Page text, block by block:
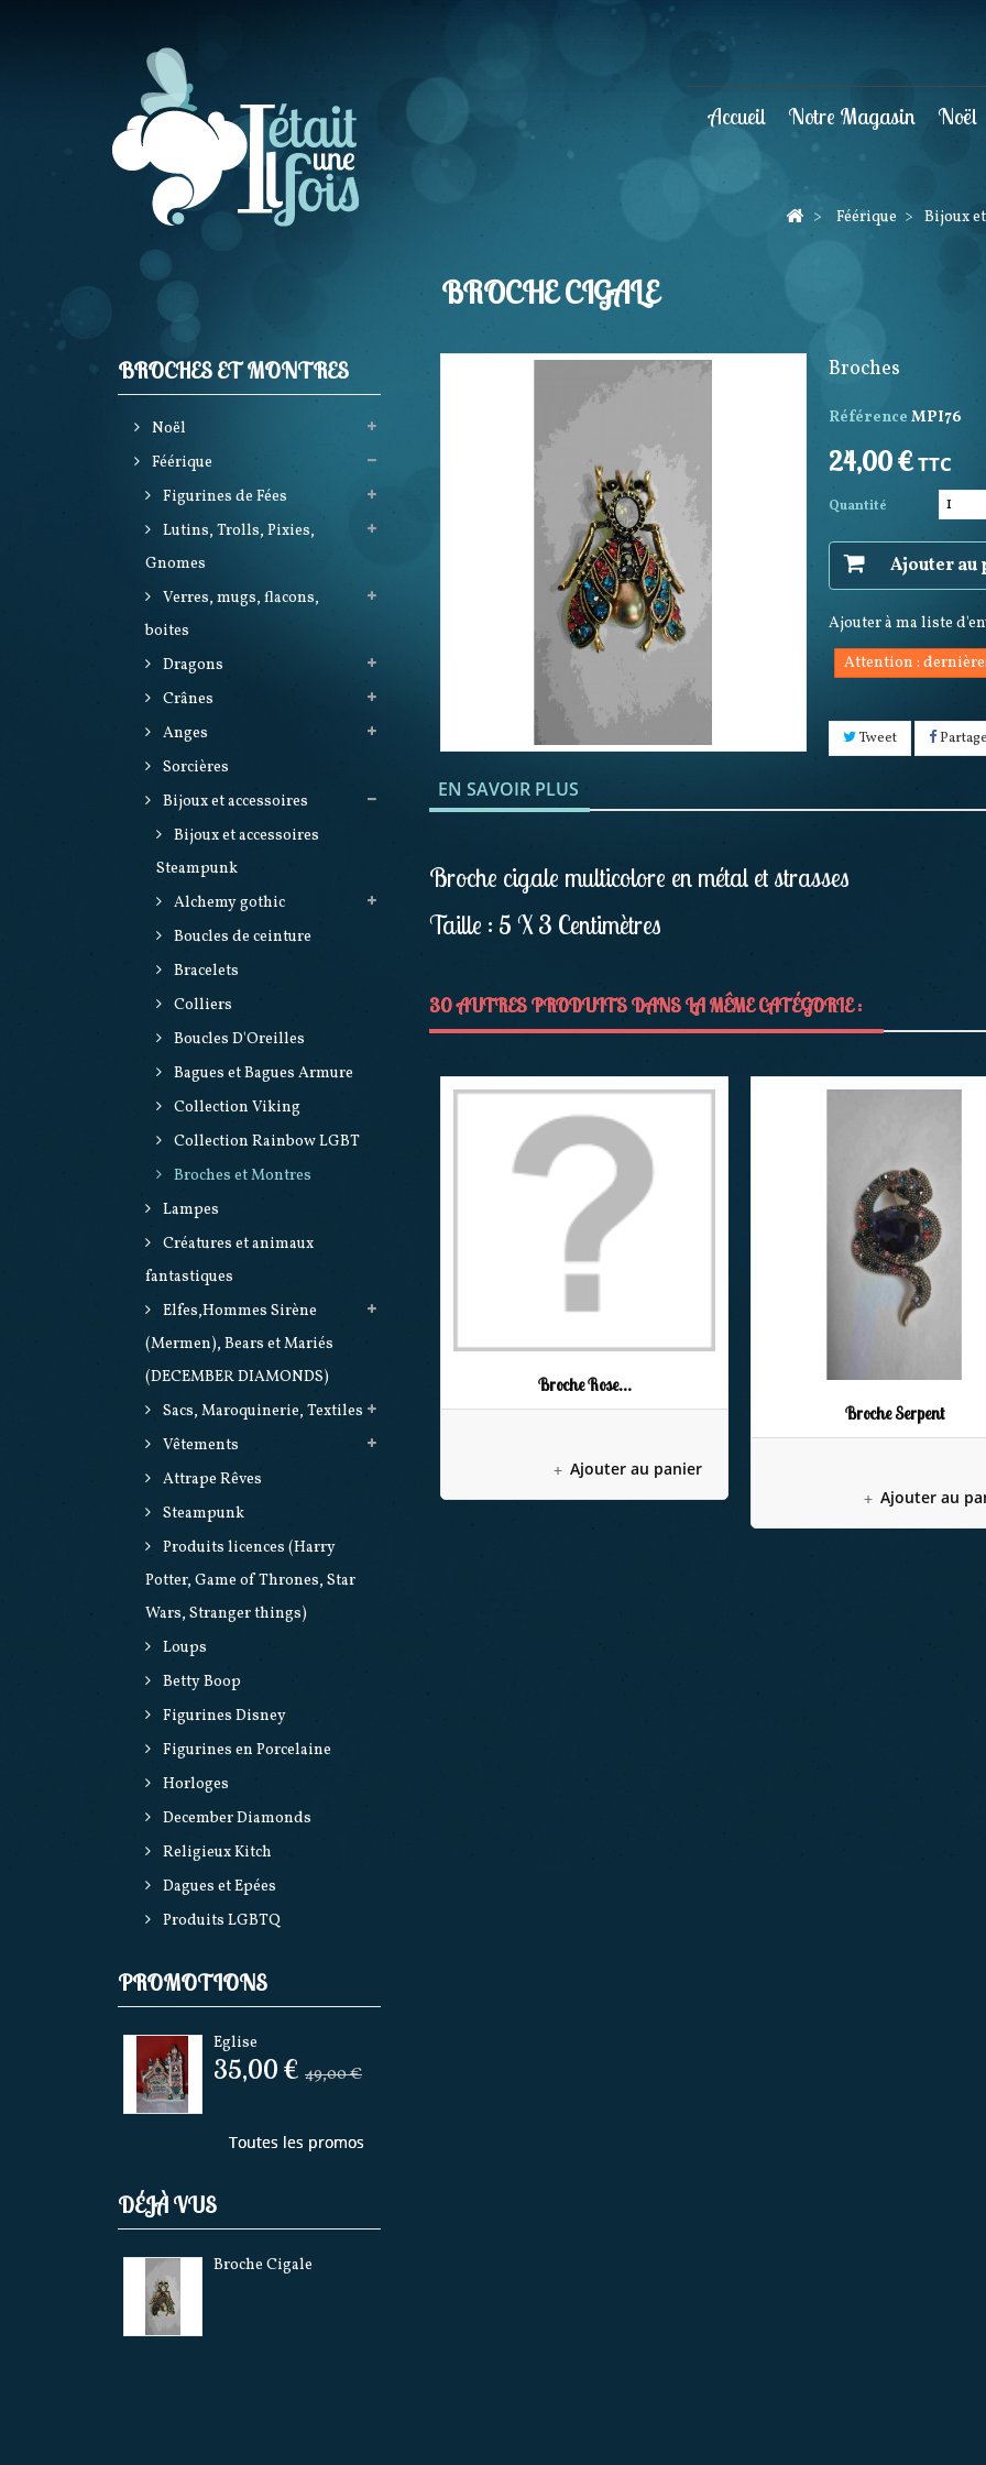
Accueil Notre Magasin Noël
> Féérique > Bijoux
BROCHES ET MONTRES
Noël
Féérique
Figurines de Fées
Lutins, Trolls, Pixies,
Gnomes
Verres, mugs, flacons,
boites
Dragons
Crânes
Anges
Sorcières
Bijoux et accessoires
Bijoux et accessoires
Steampunk
Alchemy gothic
Boucles de ceinture
Bracelets
Colliers
Boucles D'Oreilles
Bagues et Bagues Armure
Collection Viking
Collection Rainbow LGBT
Broches et Montres
Lampes
Créatures et animaux
fantastiques
Elfes,Hommes Sirène
(Mermen), Bears et Mariés
(DECEMBER DIAMONDS)
Sacs, Maroquinerie, Textiles
Vêtements
Attrape Rêves
Steampunk
Produits licences (Harry
Potter, Game of Thrones, Star
Wars, Stranger things)
Loups
Betty Boop
Figurines Disney
Figurines en Porcelaine
Horloges
December Diamonds
Religieux Kitch
Dagues et Epées
Produits LGBTQ
PROMOTIONS
Eglise
35,00 € 49,00 €
Toutes les promos
DÉJÀ VUS
Broche Cigale
BROCHE CIGALE
Broches
Référence MPI76
24,00 €TTC
Quantité
Ajouter au
Ajouter à ma liste
Attention :
Tweet
EN SAVOIR PLUS
Broche cigale multicolore en métal et strasses
Taille : 5 X 3 Centimètres
30 AUTRES PRODUITS DANS LA MÊME CATÉGORIE :
Broche Rose...
Ajouter au panier
Broche Serpent
Ajouter au